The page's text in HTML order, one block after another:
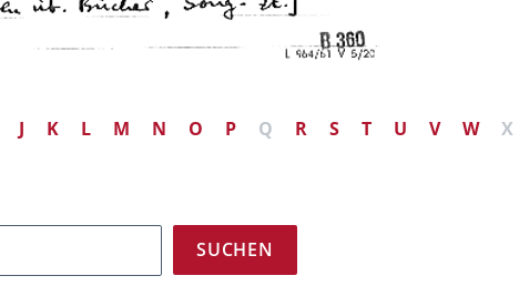
J K L M N O P Q R S T U V W X